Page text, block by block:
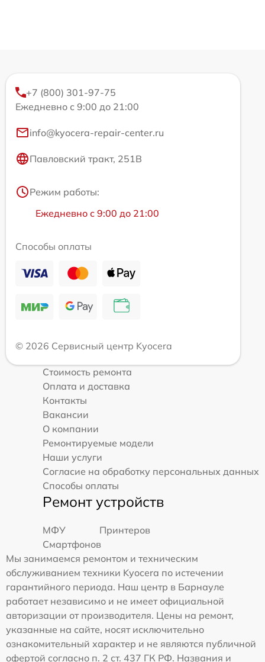
+7 (800) 301-97-75
Ежедневно с 9:00 до 21:00
info@kyocera-repair-center.ru
Павловский тракт, 251В
Режим работы:
Ежедневно с 9:00 до 21:00
Способы оплаты
© 2026 Сервисный центр Kyocera
Стоимость ремонта
Оплата и доставка
Контакты
Вакансии
О компании
Ремонтируемые модели
Наши услуги
Согласие на обработку персональных данных
Способы оплаты
Ремонт устройств
МФУ
Принтеров
Смартфонов
Мы занимаемся ремонтом и техническим
обслуживанием техники Kyocera по истечении
гарантийного периода. Наш центр в Барнауле
работает независимо и не имеет официальной
авторизации от производителя. Цены на ремонт,
указанные на сайте, носят исключительно
ознакомительный характер и не являются публичной
офертой согласно п. 2 ст. 437 ГК РФ. Названия и